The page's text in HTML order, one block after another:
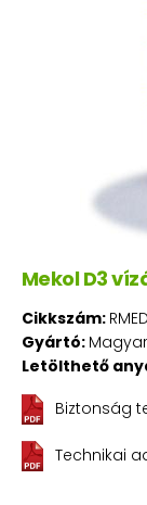
Mekol D3
Cikkszám:
Gyártó:
Letölthető
Biztonság
Technikai